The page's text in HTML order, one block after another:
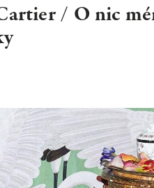
/ O nic